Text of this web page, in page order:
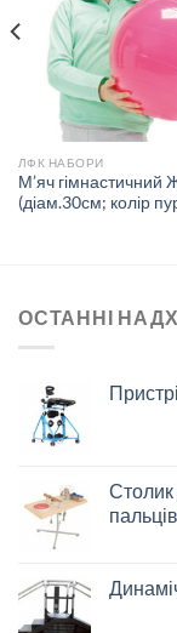
ЛФК НАБОРИ
М’яч гімнастичний
(діам.30см; колір
ОСТАННІ
Столик